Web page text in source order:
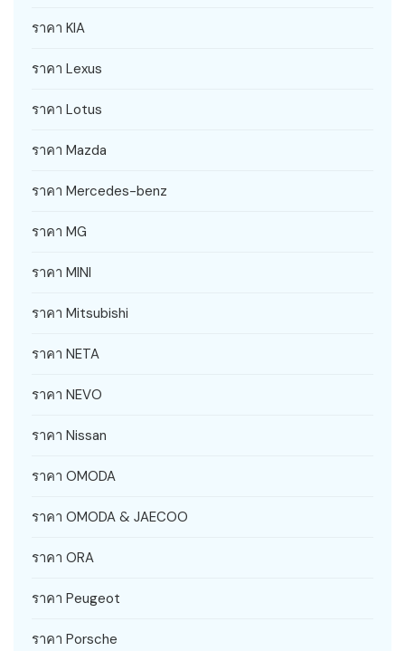
ราคา KIA
ราคา Lexus
ราคา Lotus
ราคา Mazda
ราคา Mercedes-benz
ราคา MG
ราคา MINI
ราคา Mitsubishi
ราคา NETA
ราคา NEVO
ราคา Nissan
ราคา OMODA
ราคา OMODA & JAECOO
ราคา ORA
ราคา Peugeot
ราคา Porsche